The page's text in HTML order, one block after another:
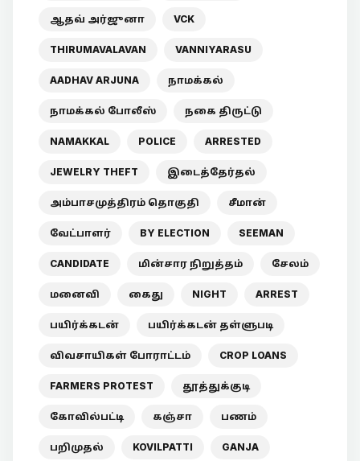
ஆதவ் அர்ஜுனா VCK
THIRUMAVALAVAN VANNIYARASU
AADHAV ARJUNA நாமக்கல்
நாமக்கல் போலீஸ் நகை திருட்டு
NAMAKKAL POLICE ARRESTED
JEWELRY THEFT இடைத்தேர்தல்
அம்பாசமுத்திரம் தொகுதி சீமான்
வேட்பாளர் BY ELECTION SEEMAN
CANDIDATE மின்சார நிறுத்தம் சேலம்
மனைவி கைது NIGHT ARREST
பயிர்க்கடன் பயிர்க்கடன் தள்ளுபடி
விவசாயிகள் போராட்டம் CROP LOANS
FARMERS PROTEST தூத்துக்குடி
கோவில்பட்டி கஞ்சா பணம்
பறிமுதல் KOVILPATTI GANJA